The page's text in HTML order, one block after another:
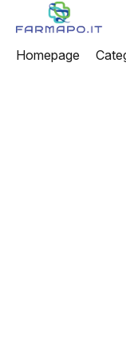
Homepage